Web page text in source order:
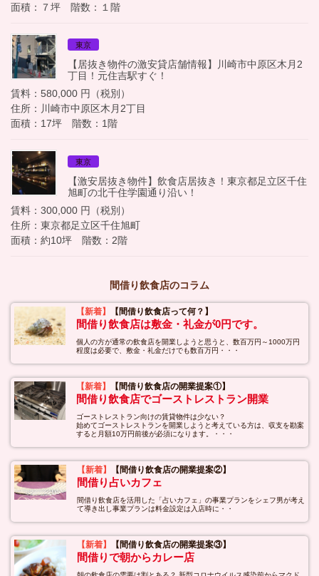
面積：７坪 階数：１階
東京
【居抜き物件の激安貸店舗情報】川崎市中原区木月2
丁目！元住吉駅すぐ！
賃料：580,000 円（税別）
住所：川崎市中原区木月2丁目
面積：17坪 階数：1階
東京
【激安居抜き物件】飲食店居抜き！東京都足立区千住
旭町の北千住学園通り沿い！
賃料：300,000 円（税別）
住所：東京都足立区千住旭町
面積：約10坪 階数：2階
間借り飲食店のコラム
【新着】 【間借り飲食店って何？】
間借り飲食店は敷金・礼金が0円です。
個人の方が通常の飲食店を開業しようと思うと、数百万円～1000万円
程度は必要で、敷金・礼金だけでも数百万円・・・
【新着】 【間借り飲食店の開業提案①】
間借り飲食店でゴーストレストラン開業
ゴーストレストラン向けの賃貸物件は少ない？
始めてゴーストレストランを開業しようと考えている方は、収支を勘案
すると月額10万円前後が必須になります。・・・
【新着】 【間借り飲食店の開業提案②】
間借り占いカフェ
間借り飲食店を活用した「占いカフェ」の事業プランをシェフ男が考え
て導き出し事業プランは料金設定は入店時に・・
【新着】 【間借り飲食店の開業提案③】
間借りで朝からカレー店